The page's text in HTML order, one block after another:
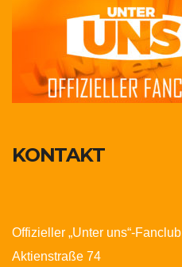
KONTAKT
Offizieller „Unter uns“-Fanclub
Aktienstraße 74